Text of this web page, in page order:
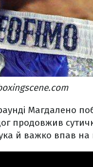
Магдалено
продовжив
й важко впав